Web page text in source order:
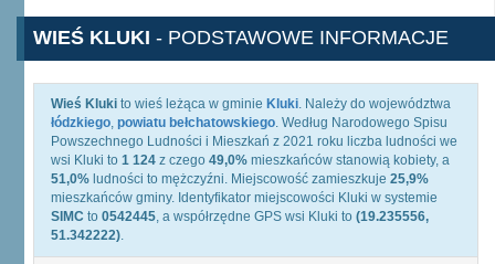
WIEŚ KLUKI - PODSTAWOWE INFORMACJE
Wieś Kluki to wieś leżąca w gminie Kluki. Należy do województwa
łódzkiego, powiatu bełchatowskiego. Według Narodowego Spisu
Powszechnego Ludności i Mieszkań z 2021 roku liczba ludności we
wsi Kluki to 1 124 z czego 49,0% mieszkańców stanowią kobiety, a
51,0% ludności to mężczyźni. Miejscowość zamieszkuje 25,9%
mieszkańców gminy. Identyfikator miejscowości Kluki w systemie
SIMC to 0542445, a współrzędne GPS wsi Kluki to (19.235556,
51.342222).